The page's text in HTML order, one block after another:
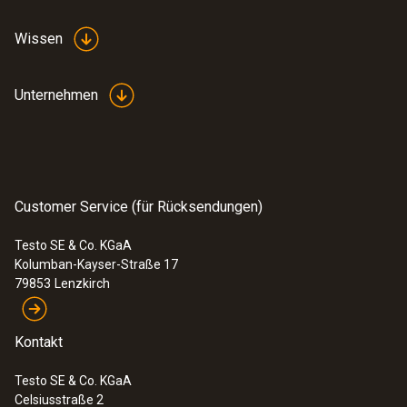
Wissen
Unternehmen
Customer Service (für Rücksendungen)
Testo SE & Co. KGaA
Kolumban-Kayser-Straße 17
79853 Lenzkirch
Kontakt
Testo SE & Co. KGaA
Celsiusstraße 2